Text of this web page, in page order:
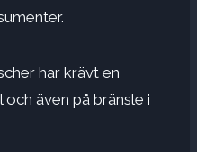
har krävt en
även på bränsle i